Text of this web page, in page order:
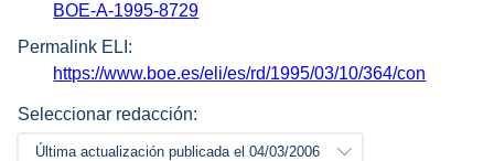
BOE-A-1995-8729
Permalink ELI:
https://www.boe.es/eli/es/rd/1995/03/10/364/con
Seleccionar redacción:
Última actualización publicada el 04/03/2006